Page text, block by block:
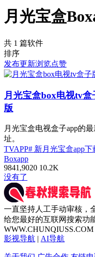
月光宝盒
共 1 篇软件
排序
发布更新浏览点赞
月光宝盒box电视tv盒
版
月光宝盒电视盒子app的
址。
TVAPP# 新月光宝盒app下
Boxapp
9841,9020 10.2K
没有了
一直坚持人工手动审核，
给您最好的互联网搜索功
WWW.CHUNQIUSS.COM
影视导航 | AI导航